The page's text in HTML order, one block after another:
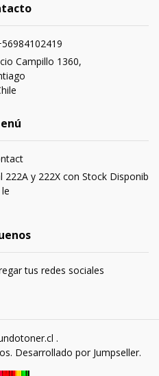
Campillo 1360,
222A y 222X con Stock Disponib
le
tus redes sociales
.
Desarrollado por Jumpseller.